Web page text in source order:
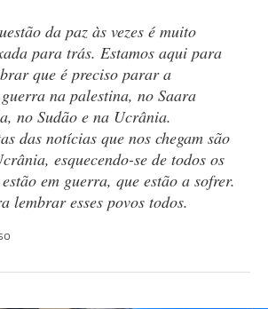
da paz às vezes é muito
para trás. Estamos aqui para
que é preciso parar a
na palestina, no Saara
no Sudão e na Ucrânia.
das notícias que nos chegam são
esquecendo-se de todos os
em guerra, que estão a sofrer.
lembrar esses povos todos.